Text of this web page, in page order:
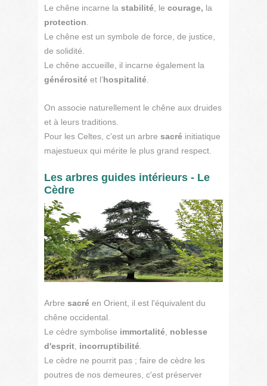
Le chêne incarne la stabilité , le courage, la
protection
Le chêne est un symbole de force, de justice,
de solidité.
Le chêne accueille, il incarne également la
générosité et l’hospitalité
On associe naturellement le chêne aux druides
et à leurs traditions.
Pour les Celtes, c'est un arbre sacré initiatique
majestueux qui mérite le plus grand respect.
Les arbres guides intérieurs - Le
Cèdre
Arbre sacré en Orient, il est l'équivalent du
chêne occidental.
Le cèdre symbolise immortalité noblesse
d'esprit incorruptibilité
Le cèdre ne pourrit pas ; faire de cèdre les
poutres de nos demeures, c'est préserver